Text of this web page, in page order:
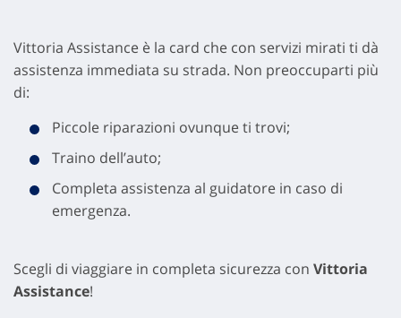
Vittoria Assistance è la card che con servizi mirati ti dà
assistenza immediata su strada. Non preoccuparti più
di:
Piccole riparazioni ovunque ti trovi;
Traino dell’auto;
Completa assistenza al guidatore in caso di
emergenza.
Scegli di viaggiare in completa sicurezza con Vittoria
Assistance!